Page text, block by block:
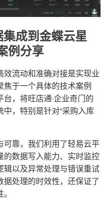
集成到金蝶云星
例分享
流动和准确对接是实现业
于一个具体的技术案例
，将旺店通·企业奇门的
，特别是针对“采购入库
可靠，我们利用了轻易云平
的数据写入能力、实时监控
辑以及异常处理与错误重试
处理的时效性，还保证了